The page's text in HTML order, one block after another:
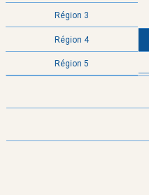
Région 3
Région 4
Région 5